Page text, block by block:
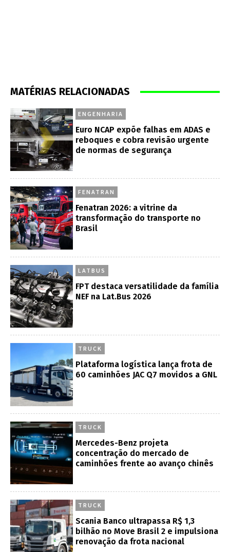
MATÉRIAS RELACIONADAS
ENGENHARIA
Euro NCAP expõe falhas em ADAS e
reboques e cobra revisão urgente
de normas de segurança
FENATRAN
Fenatran 2026: a vitrine da
transformação do transporte no
Brasil
LATBUS
FPT destaca versatilidade da família
NEF na Lat.Bus 2026
TRUCK
Plataforma logística lança frota de
60 caminhões JAC Q7 movidos a GNL
TRUCK
Mercedes-Benz projeta
concentração do mercado de
caminhões frente ao avanço chinês
TRUCK
Scania Banco ultrapassa R$ 1,3
bilhão no Move Brasil 2 e impulsiona
renovação da frota nacional